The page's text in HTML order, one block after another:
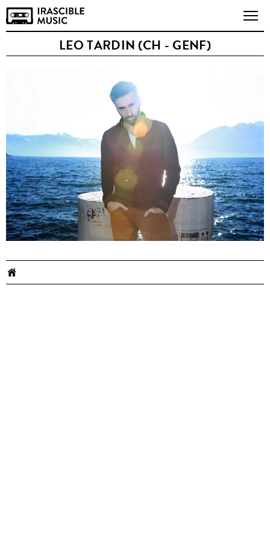
LEO TARDIN (CH - GENF)